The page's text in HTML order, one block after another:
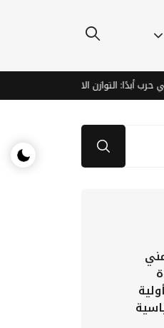
التوازن الاستراتيجي الأكثر رسوخًا